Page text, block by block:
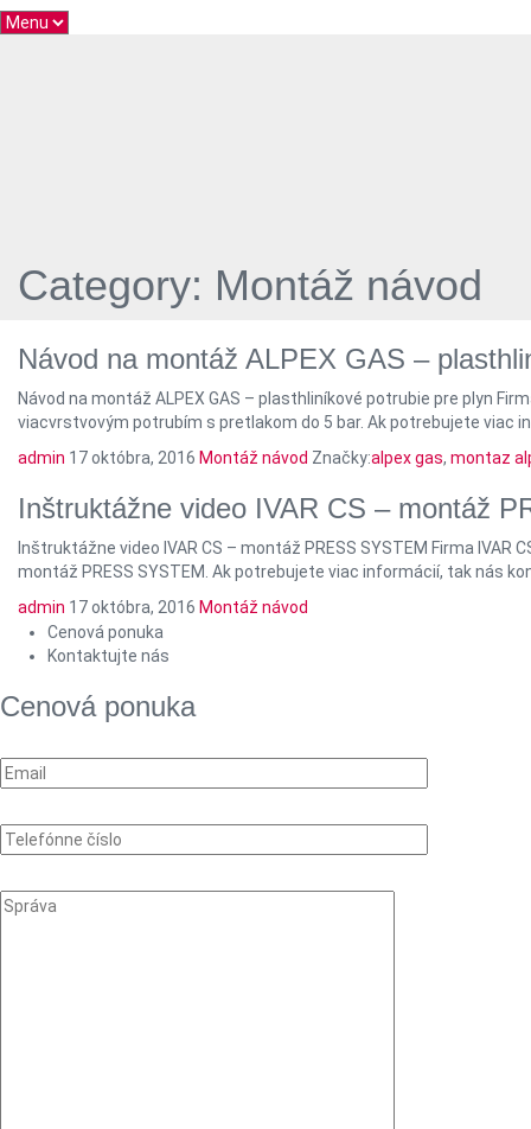
Category: Montáž návod
Návod na montáž ALPEX GAS –
Návod na montáž ALPEX GAS – plasthliníkové potrubie pre plyn
viacvrstvovým potrubím s pretlakom do 5 bar. Ak potrebujete viac
admin 17 októbra, 2016 Montáž návod Značky:alpex gas, montaz
Inštruktážne video IVAR CS – montáž
Inštruktážne video IVAR CS – montáž PRESS SYSTEM Firma
montáž PRESS SYSTEM. Ak potrebujete viac informácií, tak nás
admin 17 októbra, 2016 Montáž návod
Cenová ponuka
Kontaktujte nás
Cenová ponuka